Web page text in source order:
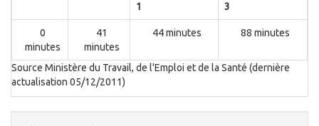
1
3
0
minutes
41
minutes
44 minutes 88 minutes
Source Ministère du Travail, de l'Emploi et de la Santé (dernière
actualisation 05/12/2011)